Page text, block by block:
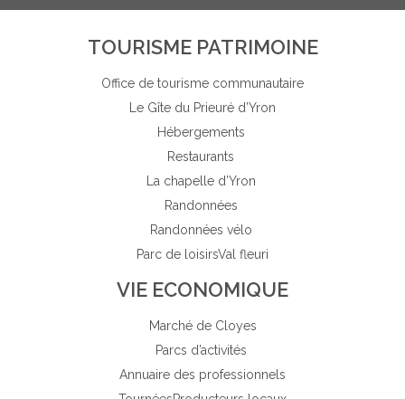
TOURISME PATRIMOINE
Office de tourisme communautaire
Le Gîte du Prieuré d’Yron
Hébergements
Restaurants
La chapelle d’Yron
Randonnées
Randonnées vélo
Parc de loisirsVal fleuri
VIE ECONOMIQUE
Marché de Cloyes
Parcs d’activités
Annuaire des professionnels